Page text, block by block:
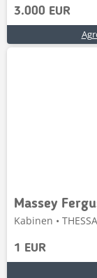
3.000 EUR
Massey
Kabinen •
1 EUR